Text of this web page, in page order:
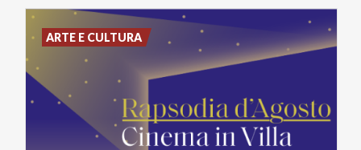
ARTE E CULTURA